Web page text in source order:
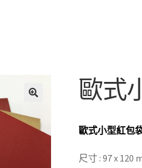
歐式
歐式小型紅包
尺寸 : 97 x 120